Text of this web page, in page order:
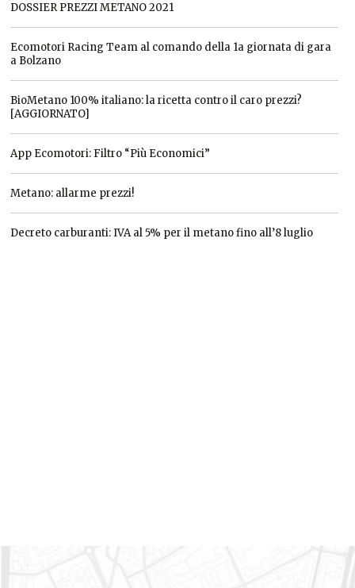
DOSSIER PREZZI METANO 2021
Ecomotori Racing Team al comando della 1a giornata di gara
a Bolzano
BioMetano 100% italiano: la ricetta contro il caro prezzi?
[AGGIORNATO]
App Ecomotori: Filtro “Più Economici”
Metano: allarme prezzi!
Decreto carburanti: IVA al 5% per il metano fino all’8 luglio